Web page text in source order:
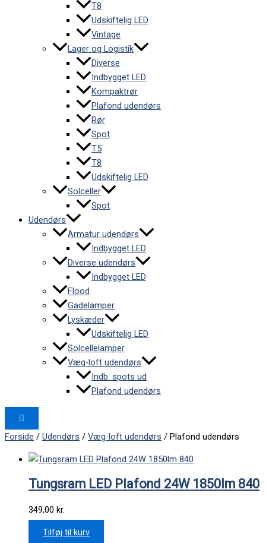
T8
Udskiftelig LED
Vintage
Lager og Logistik
Diverse
Indbygget LED
Kompaktrør
Plafond udendørs
Rør
Spot
T5
T8
Udskiftelig LED
Solceller
Spot
Udendørs
Armatur udendørs
Indbygget LED
Diverse udendørs
Indbygget LED
Flood
Gadelamper
Lyskæder
Udskiftelig LED
Solcellelamper
Væg-loft udendørs
Indb. spots ud
Plafond udendørs
Forside / Udendørs / Væg-loft udendørs / Plafond udendørs
Tungsram LED Plafond 24W 1850lm 840
349,00 kr.
Tilføj til kurv